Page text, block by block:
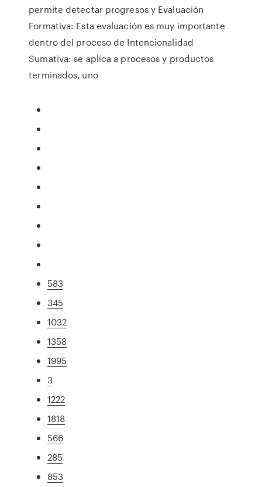
permite detectar progresos y Evaluación
Formativa: Esta evaluación es muy importante
dentro del proceso de Intencionalidad
Sumativa: se aplica a procesos y productos
terminados, uno
583
345
1032
1358
1995
3
1222
1818
566
285
853